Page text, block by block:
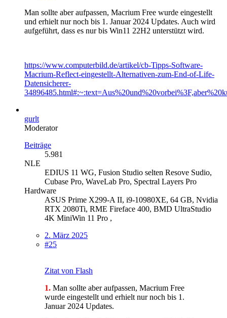
Man sollte aber aufpassen, Macrium Free wurde eingestellt
und erhielt nur noch bis 1. Januar 2024 Updates. Auch wird
aufgeführt, dass es nur bis Win11 22H2 unterstützt wird.
https://www.computerbild.de/artikel/cb-Tipps-Software-
Macrium-Reflect-eingestellt-Alternativen-zum-End-of-Life-
Datensicherer-
gurlt
Moderator
Beiträge
5.981
NLE
EDIUS 11 WG, Fusion Studio selten Resove Sudio,
Cubase Pro, WaveLab Pro, Spectral Layers Pro
Hardware
ASUS Prime X299-A II, i9-10980XE, 64 GB, Nvidia
RTX 2080Ti, RME Fireface 400, BMD UltraStudio
4K MiniWin 11 Pro ,
2. März 2025
#25
Zitat von Flash
1. Man sollte aber aufpassen, Macrium Free
wurde eingestellt und erhielt nur noch bis 1.
Januar 2024 Updates.